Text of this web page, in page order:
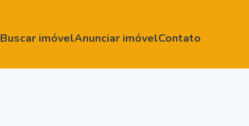
Buscar imóvelAnunciar imóvelContato